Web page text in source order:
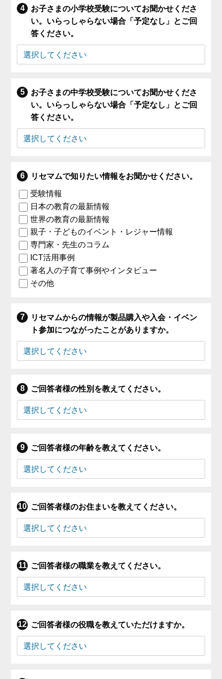
お子さまの小学校受験についてお聞かせくださ
い。いらっしゃらない場合「予定なし」とご回
答ください。
お子さまの中学校受験についてお聞かせくださ
い。いらっしゃらない場合「予定なし」とご回
答ください。
リセマムで知りたい情報をお聞かせください。
受験情報
日本の教育の最新情報
世界の教育の最新情報
親子・子どものイベント・レジャー情報
専門家・先生のコラム
ICT活用事例
著名人の子育て事例やインタビュー
その他
リセマムからの情報が製品購入や入会・イベン
ト参加につながったことがありますか。
ご回答者様の性別を教えてください。
ご回答者様の年齢を教えてください。
ご回答者様のお住まいを教えてください。
ご回答者様の職業を教えてください。
ご回答者様の役職を教えていただけますか。